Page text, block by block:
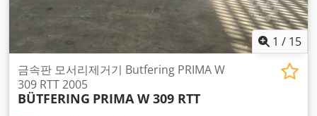
1 / 15
금속판 모서리제거기 Butfering PRIMA W
309 RTT 2005
BÜTFERING PRIMA W 309 RTT